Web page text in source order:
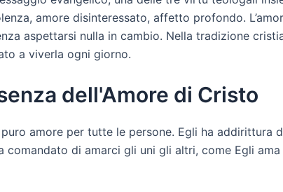
amore disinteressato, affetto profondo.
aspettarsi nulla in cambio. Nella tradizione
a viverla ogni giorno.
dell'Amore di Cristo
amore per tutte le persone. Egli ha addirittura
comandato di amarci gli uni gli altri, come Egli